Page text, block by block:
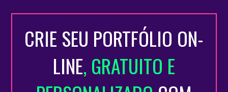
CRIE SEU PORTFÓLIO ON-
LINE, GRATUITO E